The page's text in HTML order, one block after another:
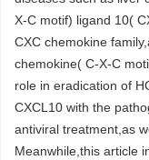
X-C motif) ligand 10(
CXC chemokine
chemokine( C-X-C
role in eradication of
CXCL10 with the
antiviral treatment,as
Meanwhile,this article